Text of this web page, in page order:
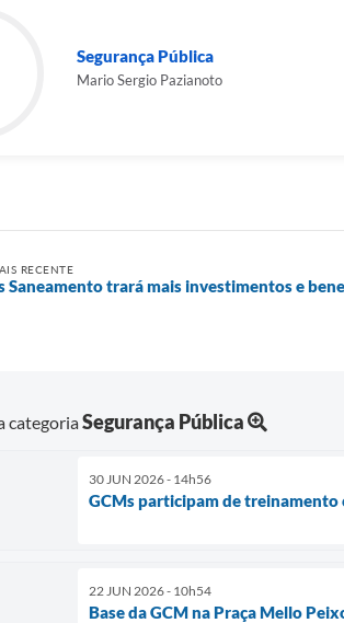
Segurança Pública
Mario Sergio Pazianoto
RECENTE
Saneamento trará mais investimentos e
categoriaSegurança Pública
30 JUN 2026 - 14h56
GCMs participam de treinamento
22 JUN 2026 - 10h54
Base da GCM na Praça Mello